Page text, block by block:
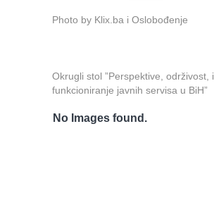
Photo by Klix.ba i Oslobođenje
Okrugli stol ”Perspektive, održivost, i
funkcioniranje javnih servisa u BiH”
No Images found.